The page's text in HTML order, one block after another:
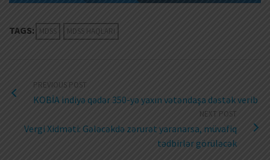
TAGS: MDSS MDSS HAQLARI
PREVIOUS POST
KOBİA indiyə qədər 350-yə yaxın vətəndaşa dəstək verib
NEXT POST
Vergi Xidməti: Gələcəkdə zərurət yaranarsa, müvafiq
tədbirlər görüləcək